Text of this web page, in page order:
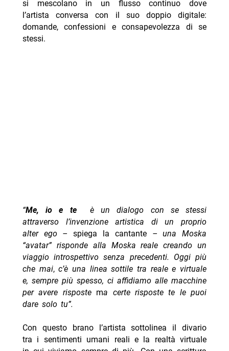
si mescolano in un flusso continuo dove
l’artista conversa con il suo doppio digitale:
domande, confessioni e consapevolezza di se
stessi.
“Me, io e teè un dialogo con se stessi
attraverso l’invenzione artistica di un proprio
alter ego –spiega la cantante– una Moska
“avatar” risponde alla Moska reale creando un
viaggio introspettivo senza precedenti. Oggi più
che mai,c’è una linea sottile tra reale e virtuale
e, sempre più spesso, ci affidiamo alle macchine
per avere risposte ma certe risposte te le puoi
dare solo tu”.
Con questo brano l’artista sottolinea il divario
tra i sentimenti umani reali e la realtà virtuale